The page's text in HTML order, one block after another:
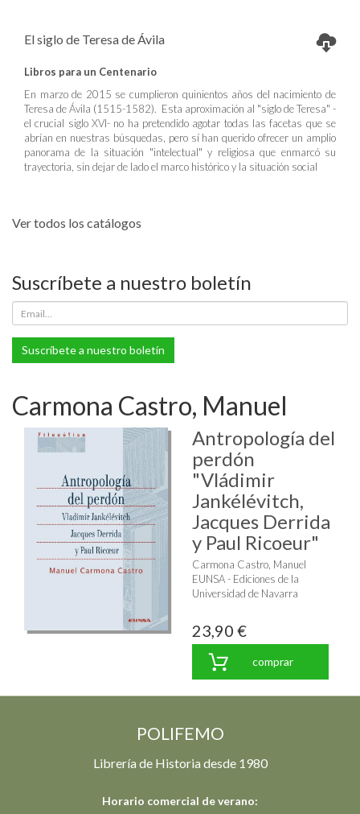
El siglo de Teresa de Ávila
Libros para un Centenario
En marzo de 2015 se cumplieron quinientos años del nacimiento de
Teresa de Ávila (1515-1582). Esta aproximación al "siglo de Teresa" -
el crucial siglo XVI- no ha pretendido agotar todas las facetas que se
abrían en nuestras búsquedas, pero sí han querido ofrecer un amplio
panorama de la situación "intelectual" y religiosa que enmarcó su
trayectoria, sin dejar de lado el marco histórico y la situación social
Ver todos los catálogos
Suscríbete a nuestro boletín
Suscríbete a nuestro boletín
Carmona Castro, Manuel
Antropología del
perdón
"Vládimir
Jankélévitch,
Jacques Derrida
y Paul Ricoeur"
Carmona Castro, Manuel
EUNSA - Ediciones de la
Universidad de Navarra
23,90 €
comprar
POLIFEMO
Librería de Historia desde 1980
Horario comercial de verano: